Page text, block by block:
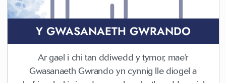
Y GWASANAETH GWRANDO
Ar gael i chi tan ddiwedd y tymor, mae’r
Gwasanaeth Gwrando yn cynnig lle diogel a